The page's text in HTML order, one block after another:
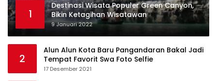
1
Destinasi Wisata Populer Green Canyon,
Bikin Ketagihan Wisatawan
9 Januari 2022
2
Alun Alun Kota Baru Pangandaran Bakal Jadi
Tempat Favorit Swa Foto Selfie
17 Desember 2021